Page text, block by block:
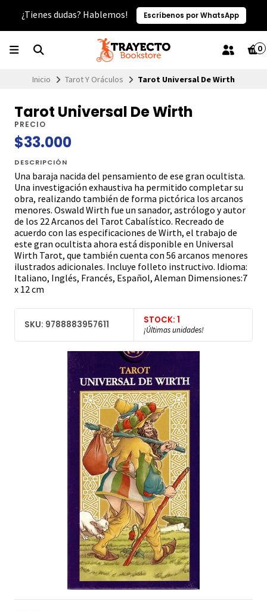
¿Tienes dudas? Hablemos! Escríbenos por WhatsApp
0
Inicio Tarot Y Oráculos Tarot Universal De Wirth
Tarot Universal De Wirth
PRECIO
$33.000
DESCRIPCIÓN
Una baraja nacida del pensamiento de ese gran ocultista.
Una investigación exhaustiva ha permitido completar su
obra, realizando también de forma pictórica los arcanos
menores. Oswald Wirth fue un sanador, astrólogo y autor
de los 22 Arcanos del Tarot Cabalístico. Recreado de
acuerdo con las especificaciones de Wirth, el trabajo de
este gran ocultista ahora está disponible en Universal
Wirth Tarot, que también cuenta con 56 arcanos menores
ilustrados adicionales. Incluye folleto instructivo. Idioma:
Italiano, Inglés, Francés, Español, Aleman Dimensiones:7
x 12 cm
SKU: 9788883957611 STOCK: 1
¡Últimas unidades!